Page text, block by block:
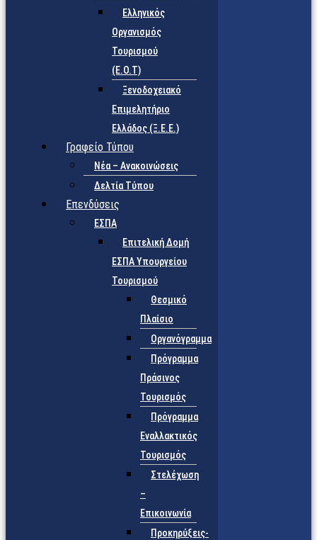
Eλληνικός
Οργανισμός
Τουρισμού
(Ε.Ο.Τ)
Ξενοδοχειακό
Επιμελητήριο
Ελλάδος (Ξ.Ε.Ε.)
Γραφείο Τύπου
Νέα – Ανακοινώσεις
Δελτία Τύπου
Επενδύσεις
ΕΣΠΑ
Επιτελική Δομή
ΕΣΠΑ Υπουργείου
Τουρισμού
Θεσμικό
Πλαίσιο
Οργανόγραμμα
Πρόγραμμα
Πράσινος
Τουρισμός
Πρόγραμμα
Εναλλακτικός
Τουρισμός
Στελέχωση
–
Επικοινωνία
Προκηρύξεις-